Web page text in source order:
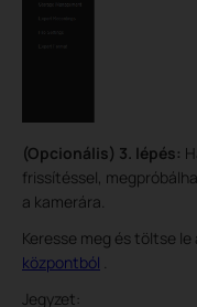
(Opcionális) 3. lépés:
frissítéssel,
a kamerára.
Keresse meg és töltse
központból .
Jegyzet: